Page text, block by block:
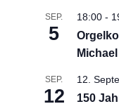
SEP.
5
18:00-
SEP.
12
12.
150